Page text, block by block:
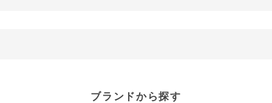
ブランドから探す